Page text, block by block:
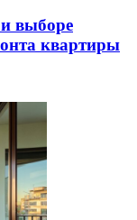
выборе
квартиры